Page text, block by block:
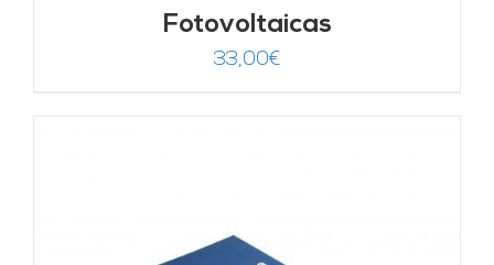
Fotovoltaicas
33,00€